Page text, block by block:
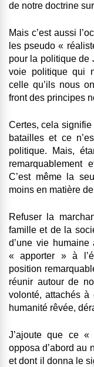
de notre doctrine
Mais c’est aussi
les pseudo «
pour la politique de
voie politique qui
celle qu’ils nous
front des principes
Certes, cela
batailles et ce
politique. Mais,
remarquablement
C’est même la
moins en matière
Refuser la
famille et de la
d’une vie humaine
« apporter » à
position
réunir autour de
volonté, attachés
humanité rêvée,
J’ajoute que ce «
opposa d’abord au
et dont il donna le